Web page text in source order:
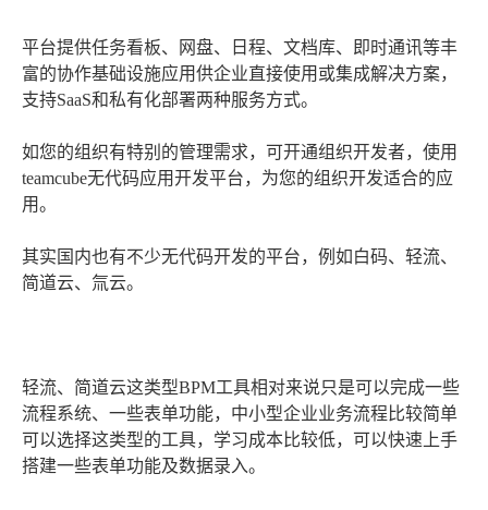
平台提供任务看板、网盘、日程、文档库、即时通讯等丰
富的协作基础设施应用供企业直接使用或集成解决方案，
支持SaaS和私有化部署两种服务方式。
如您的组织有特别的管理需求，可开通组织开发者，使用
teamcube无代码应用开发平台，为您的组织开发适合的应
用。
其实国内也有不少无代码开发的平台，例如白码、轻流、
简道云、氚云。
轻流、简道云这类型BPM工具相对来说只是可以完成一些
流程系统、一些表单功能，中小型企业业务流程比较简单
可以选择这类型的工具，学习成本比较低，可以快速上手
搭建一些表单功能及数据录入。